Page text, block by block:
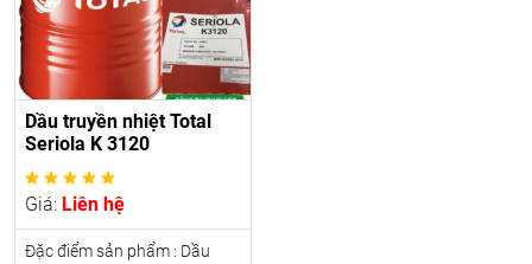
Dầu truyền nhiệt Total
Seriola K 3120
Giá: Liên hệ
Đặc điểm sản phẩm : Dầu